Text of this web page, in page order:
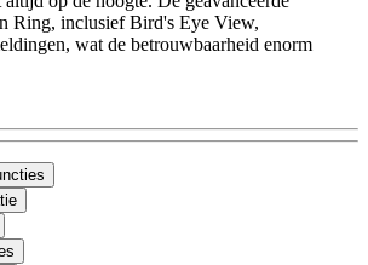
Ring, inclusief Bird's Eye View,
wat de betrouwbaarheid enorm